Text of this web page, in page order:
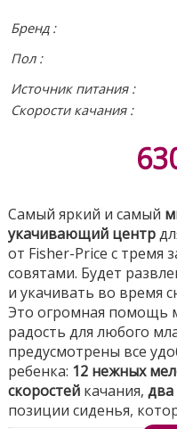
Бренд :
Пол :
Источник питания :
Скорости качания :
Самый яркий и самый
укачивающий центр
от Fisher-Price с тремя
совятами. Будет
и укачивать во время
Это огромная помощь
радость для любого
предусмотрены все
ребенка: 12 нежных
скоростейкачания,
позиции сиденья,